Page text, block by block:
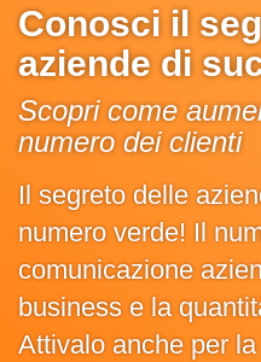
Conosci il
aziende di
Scopri come
numero dei clienti
Il segreto delle
numero verde! Il
comunicazione
business e la
Attivalo anche per